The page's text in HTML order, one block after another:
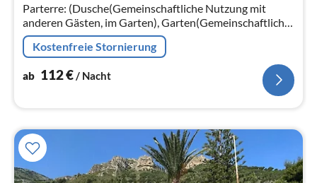
Parterre: (Dusche(Gemeinschaftliche Nutzung mit
anderen Gästen, im Garten), Garten(Gemeinschaftliche
Nutzung mit anderen Gästen)
Kostenfreie Stornierung
ab 112€/ Nacht